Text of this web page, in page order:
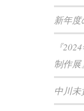
新年度
『
制作展
中川未